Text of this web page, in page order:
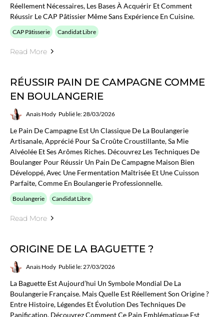
Réellement Nécessaires, Les Bases À Acquérir Et Comment
Réussir Le CAP Pâtissier Même Sans Expérience En Cuisine.
CAP Pâtisserie Candidat Libre
Read More
RÉUSSIR PAIN DE CAMPAGNE COMME
EN BOULANGERIE
Anaïs Hody Publié le: 28/03/2026
Le Pain De Campagne Est Un Classique De La Boulangerie
Artisanale, Apprécié Pour Sa Croûte Croustillante, Sa Mie
Alvéolée Et Ses Arômes Riches. Découvrez Les Techniques De
Boulanger Pour Réussir Un Pain De Campagne Maison Bien
Développé, Avec Une Fermentation Maîtrisée Et Une Cuisson
Parfaite, Comme En Boulangerie Professionnelle.
Boulangerie Candidat Libre
Read More
ORIGINE DE LA BAGUETTE ?
Anaïs Hody Publié le: 27/03/2026
La Baguette Est Aujourd’hui Un Symbole Mondial De La
Boulangerie Française. Mais Quelle Est Réellement Son Origine ?
Entre Histoire, Légendes Et Évolution Des Techniques De
Panification, Découvrez Comment Ce Pain Emblématique Est